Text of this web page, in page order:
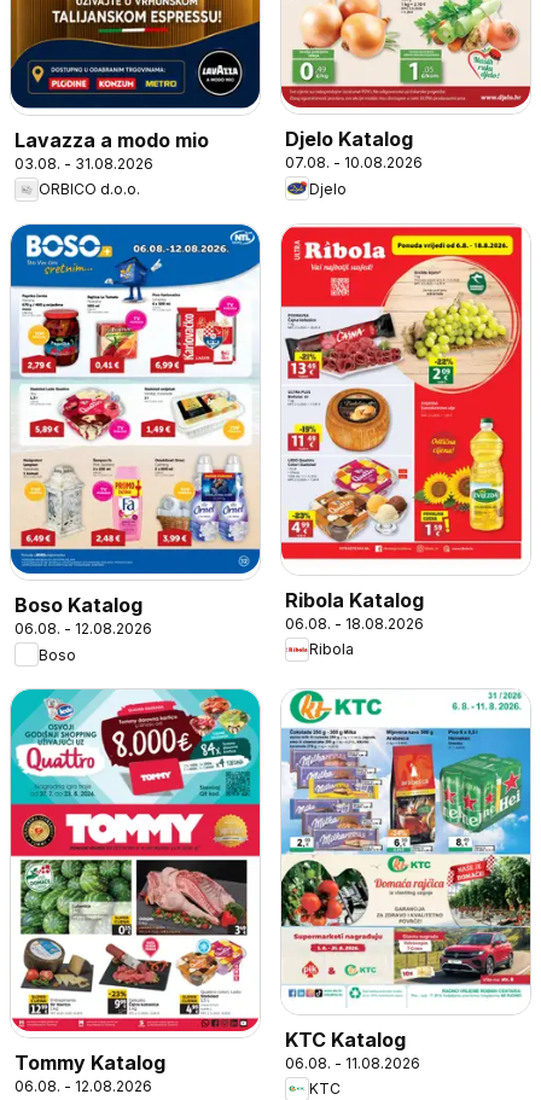
Lavazza a modo mio
03.08. - 31.08.2026
ORBICO d.o.o.
Djelo Katalog
07.08. - 10.08.2026
Djelo
Boso Katalog
06.08. - 12.08.2026
Boso
Ribola Katalog
06.08. - 18.08.2026
Ribola
Tommy Katalog
06.08. - 12.08.2026
KTC Katalog
06.08. - 11.08.2026
KTC